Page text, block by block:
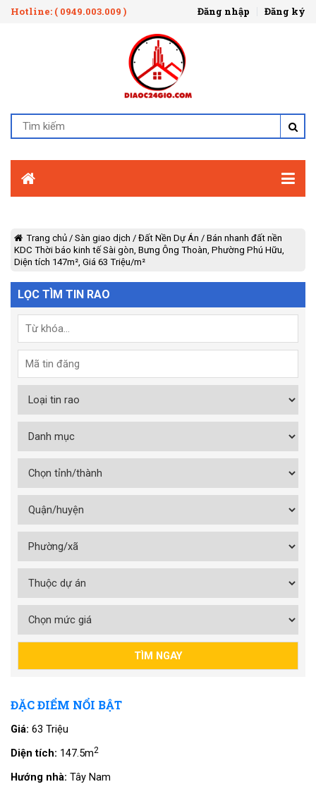
Hotline: ( 0949.003.009 ) Đăng nhập Đăng ký
Trang chủ / Sàn giao dịch / Đất Nền Dự Án / Bán nhanh đất nền
KDC Thời báo kinh tế Sài gòn, Bưng Ông Thoàn, Phường Phú Hữu,
Diện tích 147m², Giá 63 Triệu/m²
LỌC TÌM TIN RAO
ĐẶC ĐIỂM NỔI BẬT
Giá: 63 Triệu
Diện tích: 147.5m2
Hướng nhà: Tây Nam